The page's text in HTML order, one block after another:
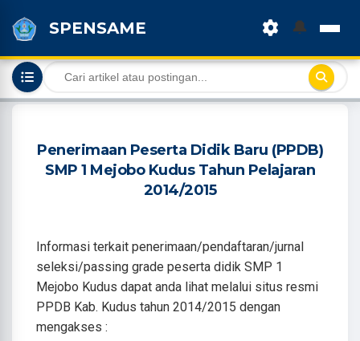
SPENSAME 🔔
Penerimaan Peserta Didik Baru (PPDB)
SMP 1 Mejobo Kudus Tahun Pelajaran
2014/2015
Informasi terkait penerimaan/pendaftaran/jurnal
seleksi/passing grade peserta didik SMP 1
Mejobo Kudus dapat anda lihat melalui situs resmi
PPDB Kab. Kudus tahun 2014/2015 dengan
mengakses :